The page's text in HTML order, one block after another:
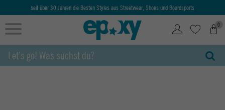
seit über 30 Jahren die Besten Styles aus Streetwear, Shoes und Boardsports
0